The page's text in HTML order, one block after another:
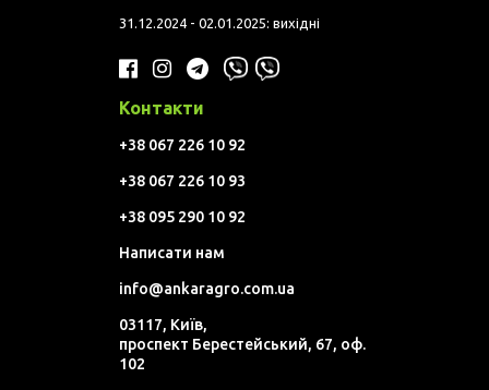
31.12.2024 - 02.01.2025: вихідні
Контакти
+38 067 226 10 92
+38 067 226 10 93
+38 095 290 10 92
Написати нам
info@ankaragro.com.ua
03117, Київ,
проспект Берестейський, 67, оф.
102